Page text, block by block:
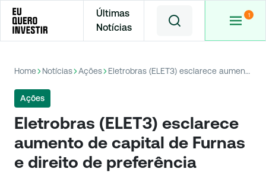
Últimas
Notícias
Home Notícias Ações Eletrobras (ELET3) esclarece aumento de capital de Furnas e direito de preferência
Ações
Eletrobras (ELET3) esclarece
aumento de capital de Furnas
e direito de preferência